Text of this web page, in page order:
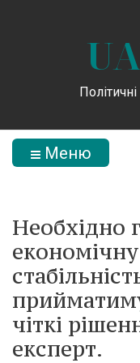
UA
Меню
Необхідно
чіткі
експерт.